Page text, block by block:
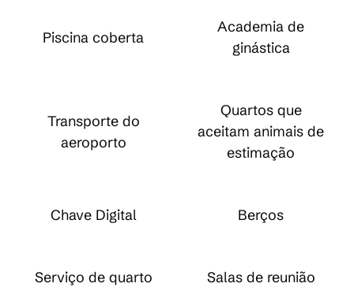
Piscina coberta
Academia de
ginástica
Transporte do
aeroporto
Quartos que
aceitam animais de
estimação
Chave Digital Berços
Serviço de quarto Salas de reunião